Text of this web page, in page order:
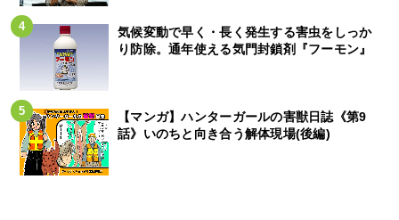
気候変動で早く・長く発生する害虫をしっか
り防除。通年使える気門封鎖剤『フーモン』
【マンガ】ハンターガールの害獣日誌《第9
話》いのちと向き合う解体現場(後編)